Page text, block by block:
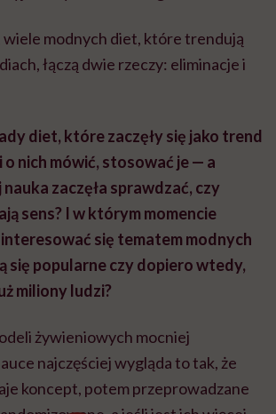
się popularne czy dopiero wtedy,
miliony ludzi?
najczęściej wygląda to tak, że
koncept, potem przeprowadzane
a jeśli jest ich więcej,
metaanalizę. Jeśli naukowcy
że dana dieta pomaga konkretnej
punkt końcowy, to powstaje
Tak było chociażby z dietą
które zyskują popularność
w mediach społecznościowych, ta